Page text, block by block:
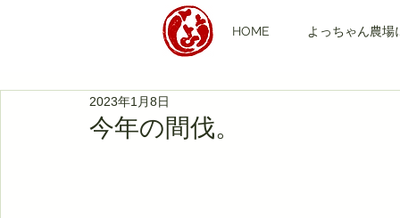
HOME よっちゃん農場
今年の間伐。
2023年1月8日